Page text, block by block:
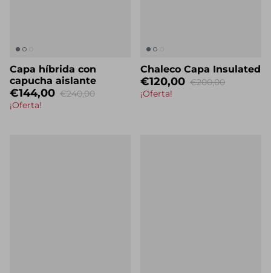
Capa híbrida con
capucha aislante
€144,00 €240,00
¡Oferta!
Chaleco Capa Insulated
€120,00 €200,00
¡Oferta!